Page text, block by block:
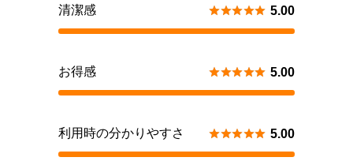
清潔感  5.00
お得感  5.00
利用時の分かりやすさ  5.00